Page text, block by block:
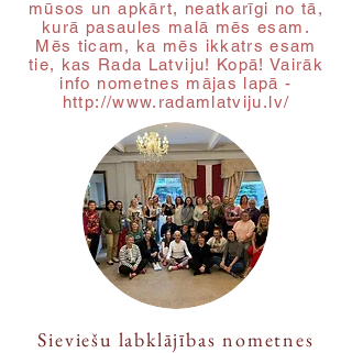
mūsos un apkārt, neatkarīgi no tā,
kurā pasaules malā mēs esam.
Mēs ticam, ka mēs ikkatrs esam
tie, kas Rada Latviju! Kopā! Vairāk
info nometnes mājas lapā -
http://www.radamlatviju.lv/
Sieviešu labklājības nometnes